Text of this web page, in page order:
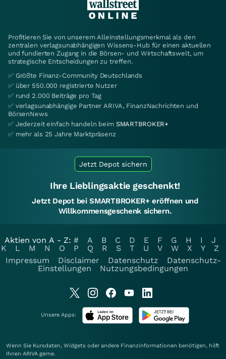
Profitieren Sie von unserem Alleinstellungsmerkmal als den
zentralen verlagsunabhängigen Wissens-Hub für einen aktuellen
und fundierten Zugang in die Börsen- und Wirtschaftswelt, um
strategische Entscheidungen zu treffen.
✅ Größte Finanz-Community Deutschlands
✅ über 550.000 registrierte Nutzer
✅ rund 2.000 Beiträge pro Tag
✅ verlagsunabhängige Partner ARIVA, FinanzNachrichten und
BörsenNews
✅ Jederzeit einfach handeln beim SMARTBROKER+
✅ mehr als 25 Jahre Marktpräsenz
Jetzt Depot sichern
Ihre Lieblingsaktie geschenkt!
Jetzt Depot bei SMARTBROKER+ eröffnen und
Willkommensgeschenk sichern.
Aktien von A - Z: # A B C D E F G H I
J
K
L M N O P Q R S T U V W X Y
Z
Impressum
Disclaimer Datenschutz
Datenschutz-
Einstellungen
Nutzungsbedingungen
Unsere Apps:
Wenn Sie Kursdaten, Widgets oder andere Finanzinformationen benötigen, hilft
Ihnen ARIVA gerne.